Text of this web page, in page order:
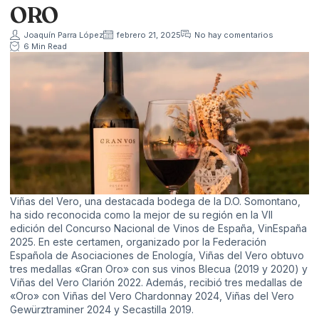
ORO
Joaquín Parra López febrero 21, 2025
No hay comentarios
6 Min Read
Viñas del Vero, una destacada bodega de la D.O. Somontano,
ha sido reconocida como la mejor de su región en la VII
edición del Concurso Nacional de Vinos de España, VinEspaña
2025. En este certamen, organizado por la Federación
Española de Asociaciones de Enología, Viñas del Vero obtuvo
tres medallas «Gran Oro» con sus vinos Blecua (2019 y 2020) y
Viñas del Vero Clarión 2022. Además, recibió tres medallas de
«Oro» con Viñas del Vero Chardonnay 2024, Viñas del Vero
Gewürztraminer 2024 y Secastilla 2019.